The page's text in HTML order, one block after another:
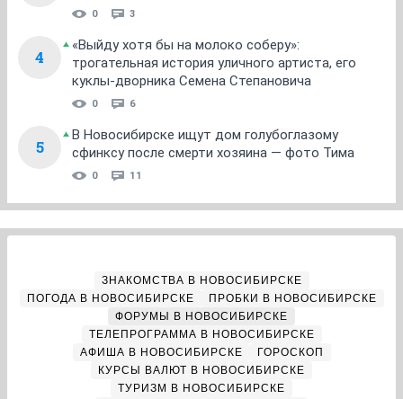
0 3
4
«Выйду хотя бы на молоко соберу»:
трогательная история уличного артиста, его
куклы-дворника Семена Степановича
0 6
5
В Новосибирске ищут дом голубоглазому
сфинксу после смерти хозяина — фото Тима
0 11
ЗНАКОМСТВА В НОВОСИБИРСКЕ
ПОГОДА В НОВОСИБИРСКЕ
ПРОБКИ В НОВОСИБИРСКЕ
ФОРУМЫ В НОВОСИБИРСКЕ
ТЕЛЕПРОГРАММА В НОВОСИБИРСКЕ
АФИША В НОВОСИБИРСКЕ
ГОРОСКОП
КУРСЫ ВАЛЮТ В НОВОСИБИРСКЕ
ТУРИЗМ В НОВОСИБИРСКЕ